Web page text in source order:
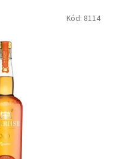
Kód: 8114